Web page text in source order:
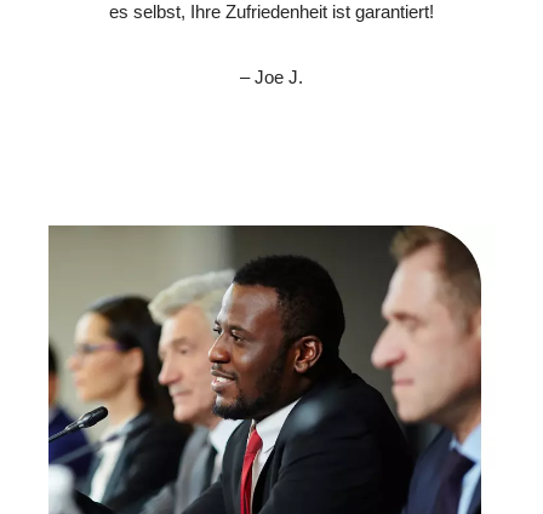
es selbst, Ihre Zufriedenheit ist garantiert!
– Joe J.